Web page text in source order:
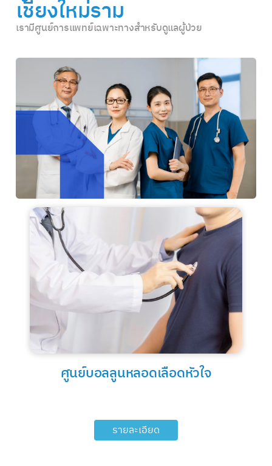
เชียงใหม่ราม
เรามีศูนย์การแพทย์เฉพาะทางสำหรับดูแลผู้ป่วย
ศูนย์บอลลูนหลอดเลือดหัวใจ
รายละเอียด